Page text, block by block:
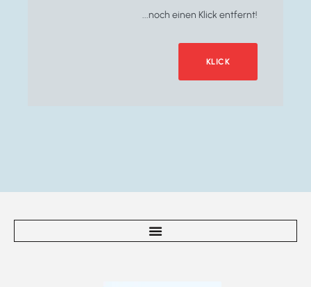
...noch einen Klick entfernt!
KLICK